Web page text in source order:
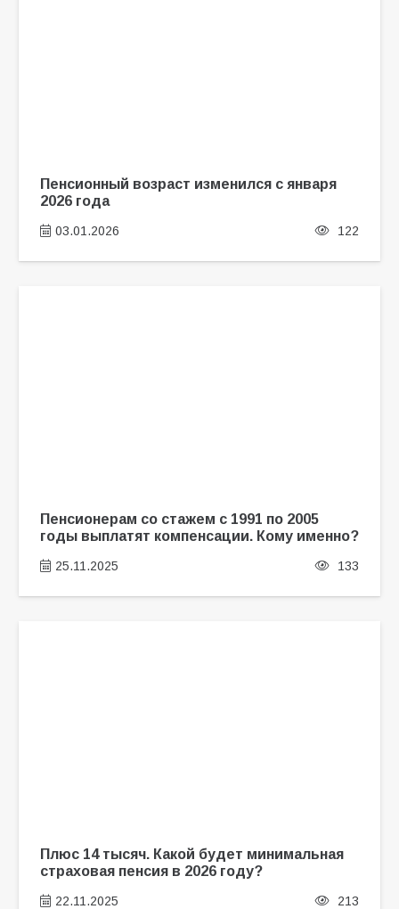
Пенсионный возраст изменился с января
2026 года
03.01.2026 122
Пенсионерам со стажем с 1991 по 2005
годы выплатят компенсации. Кому именно?
25.11.2025 133
Плюс 14 тысяч. Какой будет минимальная
страховая пенсия в 2026 году?
22.11.2025 213